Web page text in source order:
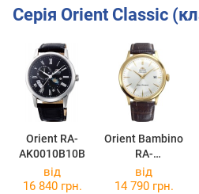
Серія Orient Classic
Orient RA-
AK0010B10B
Orient Bambino
RA-
AC0028S30B
від
16 840 грн.
від
14 790 грн.